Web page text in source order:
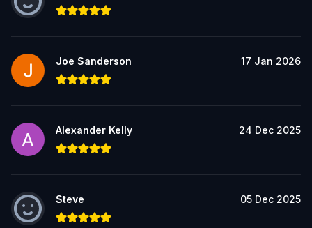
Joe Sanderson 17 Jan 2026
Alexander Kelly 24 Dec 2025
Steve 05 Dec 2025